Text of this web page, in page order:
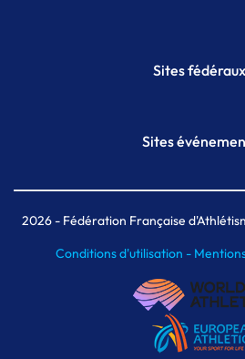
Sites fédéraux
Plateforme
Sites
Meeting de Paris
MAIF Ekiden de
2026- Fédération Française
Conditions d'utilisation -